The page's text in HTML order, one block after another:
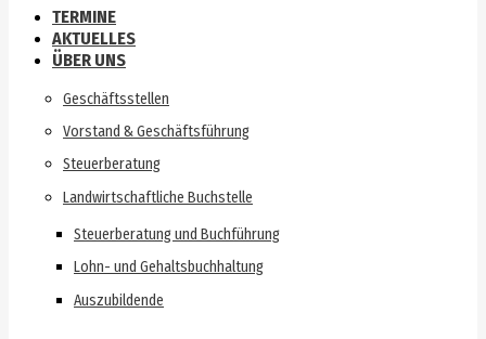
TERMINE
AKTUELLES
ÜBER UNS
Geschäftsstellen
Vorstand & Geschäftsführung
Steuerberatung
Landwirtschaftliche Buchstelle
Steuerberatung und Buchführung
Lohn- und Gehaltsbuchhaltung
Auszubildende